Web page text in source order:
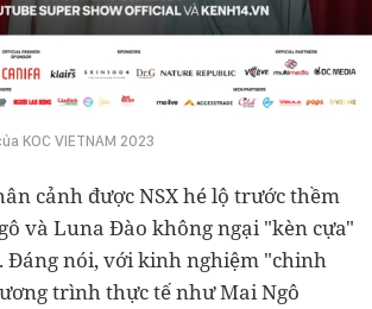
KOC VIETNAM 2023
cảnh được NSX hé lộ trước thềm
và Luna Đào không ngại "kèn cựa"
Đáng nói, với kinh nghiệm "chinh
trình thực tế như Mai Ngô